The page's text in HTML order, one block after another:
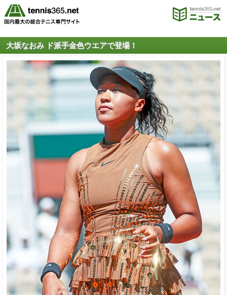
大坂なおみ ド派手金色ウエアで登場！